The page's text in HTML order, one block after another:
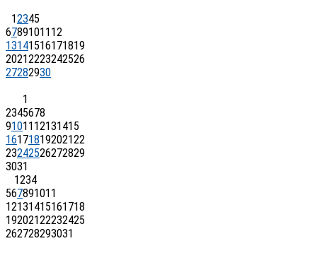
12345
67891011 12
13141516171819
20212223242526
27282930
1
2345678
91011 12131415
16171819202122
23242526272829
3031
1234
567891011
12131415161718
19202122232425
262728293031